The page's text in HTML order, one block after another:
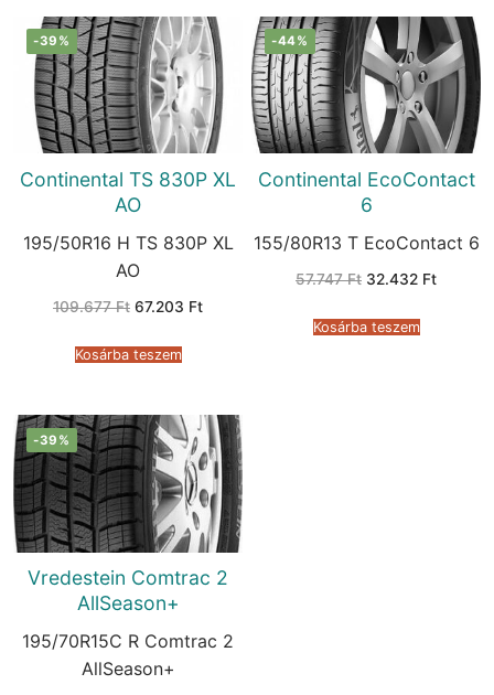
-39%
Continental TS 830P XL
AO
195/50R16 H TS 830P XL
AO
109.677Ft Original
109.677 Ft.
67.203 FtCurrent
Kosárba teszem
-44%
Continental EcoContact
6
155/80R13 T EcoContact 6
57.747Ft Original
57.747 Ft.
32.432 FtCurrent
Kosárba teszem
-39%
Vredestein Comtrac 2
AllSeason+
195/70R15C R Comtrac 2
AllSeason+